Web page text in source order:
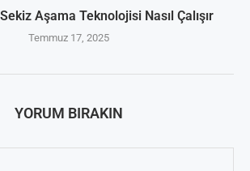
Aşama Teknolojisi Nasıl Çalışır
Temmuz 17, 2025
YORUM BIRAKIN